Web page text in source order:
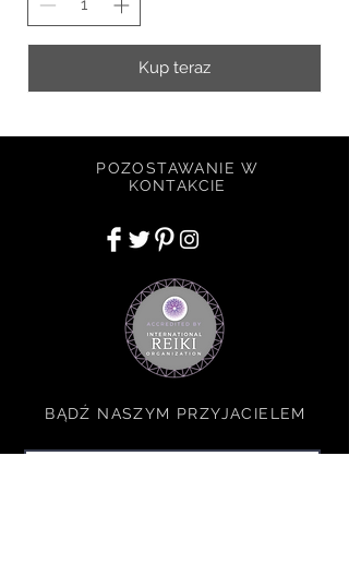
Kup teraz
POZOSTAWANIE W
KONTAKCIE
BĄDŹ NASZYM PRZYJACIELEM